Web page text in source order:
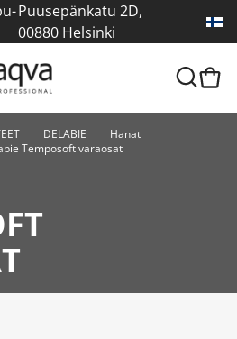
Puusepänkatu 2D,
00880 Helsinki
DELABIE
Hanat
Temposoft varaosat